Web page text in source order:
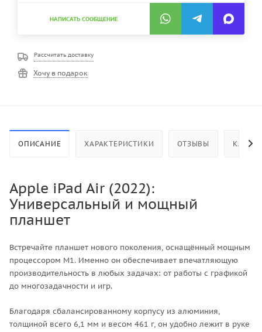
НАПИСАТЬ СООБЩЕНИЕ
Рассчитать доставку
Хочу в подарок
ОПИСАНИЕ ХАРАКТЕРИСТИКИ ОТЗЫВЫ КАК
Apple iPad Air (2022):
Универсальный и мощный
планшет
Встречайте планшет нового поколения, оснащённый мощным
процессором M1. Именно он обеспечивает впечатляющую
производительность в любых задачах: от работы с графикой
до многозадачности и игр.
Благодаря сбалансированному корпусу из алюминия,
толщиной всего 6,1 мм и весом 461 г, он удобно лежит в руке